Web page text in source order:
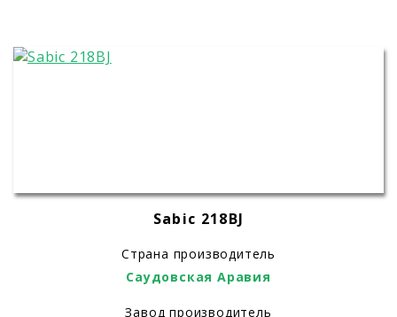
Sabic 218BJ
Страна производитель
Саудовская Аравия
Завод производитель